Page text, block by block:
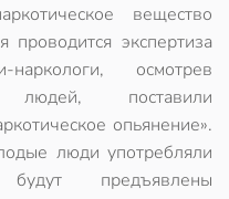
вещество
проводится экспертиза
осмотрев
поставили
опьянение».
люди употребляли
предъявлены